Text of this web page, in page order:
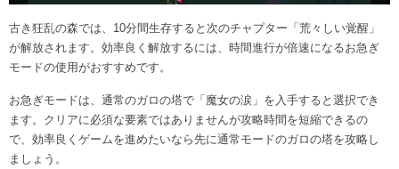
古き狂乱の森では、10分間生存すると次のチャプター「荒々しい覚醒」
が解放されます。効率良く解放するには、時間進行が倍速になるお急ぎ
モードの使用がおすすめです。
お急ぎモードは、通常のガロの塔で「魔女の涙」を入手すると選択でき
ます。クリアに必須な要素ではありませんが攻略時間を短縮できるの
で、効率良くゲームを進めたいなら先に通常モードのガロの塔を攻略し
ましょう。